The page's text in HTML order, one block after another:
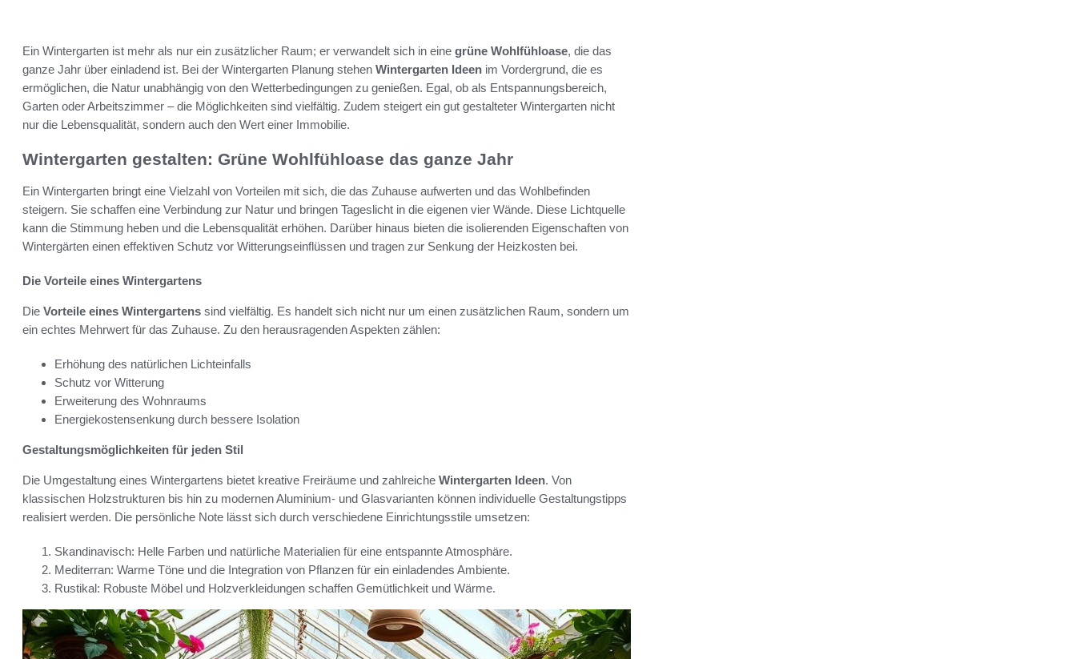
Ein Wintergarten ist mehr als nur ein zusätzlicher Raum; er verwandelt sich in eine grüne Wohlfühloase, die das
ganze Jahr über einladend ist. Bei der Wintergarten Planung stehen Wintergarten Ideen im Vordergrund, die es
ermöglichen, die Natur unabhängig von den Wetterbedingungen zu genießen. Egal, ob als Entspannungsbereich,
Garten oder Arbeitszimmer – die Möglichkeiten sind vielfältig. Zudem steigert ein gut gestalteter Wintergarten nicht
nur die Lebensqualität, sondern auch den Wert einer Immobilie.
Wintergarten gestalten: Grüne Wohlfühloase das ganze Jahr
Ein Wintergarten bringt eine Vielzahl von Vorteilen mit sich, die das Zuhause aufwerten und das Wohlbefinden
steigern. Sie schaffen eine Verbindung zur Natur und bringen Tageslicht in die eigenen vier Wände. Diese Lichtquelle
kann die Stimmung heben und die Lebensqualität erhöhen. Darüber hinaus bieten die isolierenden Eigenschaften von
Wintergärten einen effektiven Schutz vor Witterungseinflüssen und tragen zur Senkung der Heizkosten bei.
Die Vorteile eines Wintergartens
Die Vorteile eines Wintergartens sind vielfältig. Es handelt sich nicht nur um einen zusätzlichen Raum, sondern um
ein echtes Mehrwert für das Zuhause. Zu den herausragenden Aspekten zählen:
Erhöhung des natürlichen Lichteinfalls
Schutz vor Witterung
Erweiterung des Wohnraums
Energiekostensenkung durch bessere Isolation
Gestaltungsmöglichkeiten für jeden Stil
Die Umgestaltung eines Wintergartens bietet kreative Freiräume und zahlreiche Wintergarten Ideen. Von
klassischen Holzstrukturen bis hin zu modernen Aluminium- und Glasvarianten können individuelle Gestaltungstipps
realisiert werden. Die persönliche Note lässt sich durch verschiedene Einrichtungsstile umsetzen:
Skandinavisch: Helle Farben und natürliche Materialien für eine entspannte Atmosphäre.
Mediterran: Warme Töne und die Integration von Pflanzen für ein einladendes Ambiente.
Rustikal: Robuste Möbel und Holzverkleidungen schaffen Gemütlichkeit und Wärme.